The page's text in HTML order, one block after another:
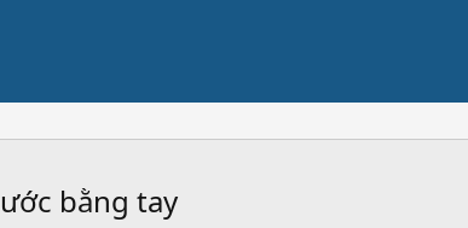
bằng tay